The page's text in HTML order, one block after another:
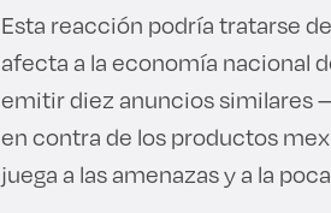
Esta reacción podría tratarse
afecta a la economía nacional
emitir diez anuncios similares
en contra de los productos
juega a las amenazas y a la